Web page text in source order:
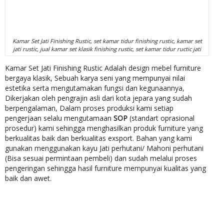
Kamar Set Jati Finishing Rustic, set kamar tidur finishing rustic, kamar set
jati rustic, jual kamar set klasik finishing rustic, set kamar tidur ructic jati
Kamar Set Jati Finishing Rustic Adalah design mebel furniture
bergaya klasik, Sebuah karya seni yang mempunyai nilai
estetika serta mengutamakan fungsi dan kegunaannya,
Dikerjakan oleh pengrajin asli dari kota jepara yang sudah
berpengalaman, Dalam proses produksi kami setiap
pengerjaan selalu mengutamaan SOP (standart oprasional
prosedur) kami sehingga menghasilkan produk furniture yang
berkualitas baik dan berkualitas exsport. Bahan yang kami
gunakan menggunakan kayu Jati perhutani/ Mahoni perhutani
(Bisa sesuai permintaan pembeli) dan sudah melalui proses
pengeringan sehingga hasil furniture mempunyai kualitas yang
baik dan awet.